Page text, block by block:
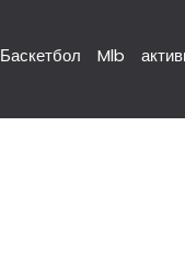
Баскетбол Mlb